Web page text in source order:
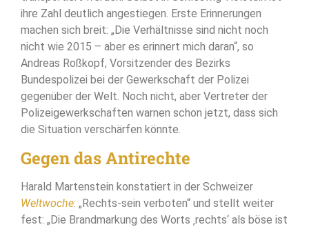
ihre Zahl deutlich angestiegen. Erste Erinnerungen
machen sich breit: „Die Verhältnisse sind nicht noch
nicht wie 2015 – aber es erinnert mich daran“, so
Andreas Roßkopf, Vorsitzender des Bezirks
Bundespolizei bei der Gewerkschaft der Polizei
gegenüber der Welt. Noch nicht, aber Vertreter der
Polizeigewerkschaften warnen schon jetzt, dass sich
die Situation verschärfen könnte.
Gegen das Antirechte
Harald Martenstein konstatiert in der Schweizer
Weltwoche: „Rechts-sein verboten“ und stellt weiter
fest: „Die Brandmarkung des Worts ‚rechts‘ als böse ist